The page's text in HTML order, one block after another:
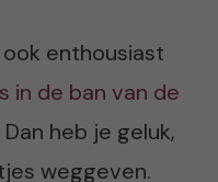
enthousiast
in de ban van de
heb je geluk,
weggeven.